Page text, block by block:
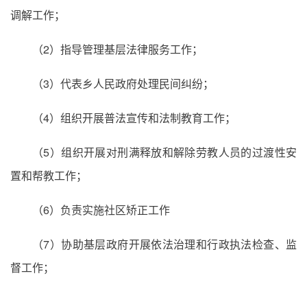
调解工作；
（2）指导管理基层法律服务工作；
（3）代表乡人民政府处理民间纠纷；
（4）组织开展普法宣传和法制教育工作；
（5）组织开展对刑满释放和解除劳教人员的过渡性安
置和帮教工作；
（6）负责实施社区矫正工作
（7）协助基层政府开展依法治理和行政执法检查、监
督工作；